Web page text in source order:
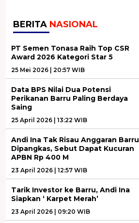
BERITA NASIONAL
PT Semen Tonasa Raih Top CSR
Award 2026 Kategori Star 5
25 Mei 2026 | 20:57 WIB
Data BPS Nilai Dua Potensi
Perikanan Barru Paling Berdaya
Saing
25 April 2026 | 13:22 WIB
Andi Ina Tak Risau Anggaran Barru
Dipangkas, Sebut Dapat Kucuran
APBN Rp 400 M
23 April 2026 | 12:57 WIB
Tarik Investor ke Barru, Andi Ina
Siapkan ‘ Karpet Merah’
23 April 2026 | 09:20 WIB